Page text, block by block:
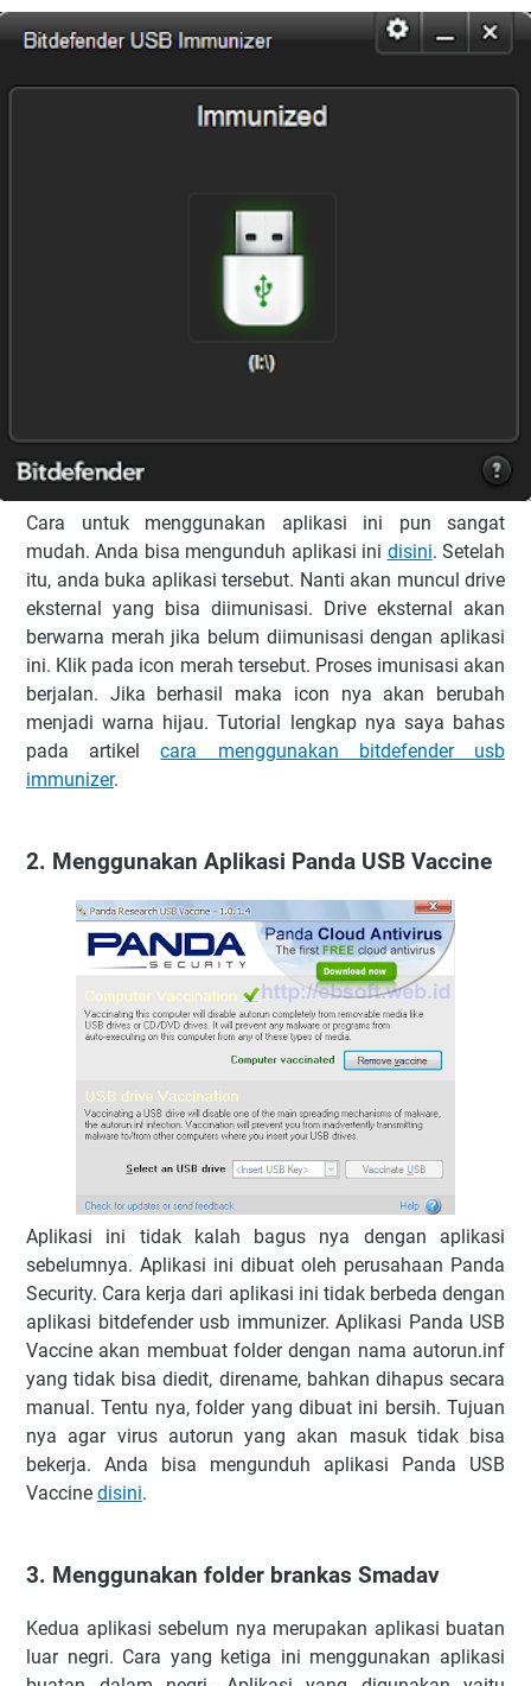
Cara untuk menggunakan aplikasi ini pun sangat
mudah. Anda bisa mengunduh aplikasi ini disini. Setelah
itu, anda buka aplikasi tersebut. Nanti akan muncul drive
eksternal yang bisa diimunisasi. Drive eksternal akan
berwarna merah jika belum diimunisasi dengan aplikasi
ini. Klik pada icon merah tersebut. Proses imunisasi akan
berjalan. Jika berhasil maka icon nya akan berubah
menjadi warna hijau. Tutorial lengkap nya saya bahas
pada artikelcara menggunakan bitdefender usb
immunizer.
2. Menggunakan Aplikasi Panda USB Vaccine
Aplikasi ini tidak kalah bagus nya dengan aplikasi
sebelumnya. Aplikasi ini dibuat oleh perusahaan Panda
Security. Cara kerja dari aplikasi ini tidak berbeda dengan
aplikasi bitdefender usb immunizer. Aplikasi Panda USB
Vaccine akan membuat folder dengan nama autorun.inf
yang tidak bisa diedit, direname, bahkan dihapus secara
manual. Tentu nya, folder yang dibuat ini bersih. Tujuan
nya agar virus autorun yang akan masuk tidak bisa
bekerja. Anda bisa mengunduh aplikasi Panda USB
Vaccine disini.
3. Menggunakan folder brankas Smadav
Kedua aplikasi sebelum nya merupakan aplikasi buatan
luar negri. Cara yang ketiga ini menggunakan aplikasi